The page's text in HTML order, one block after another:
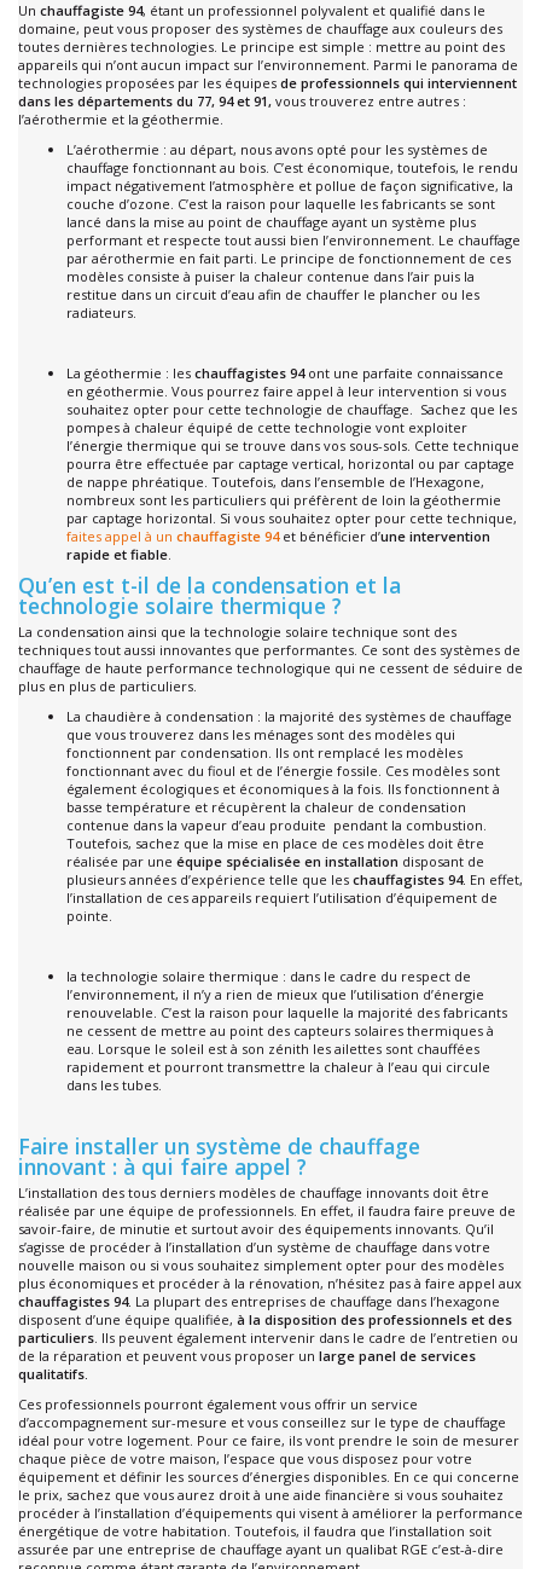
Un chauffagiste 94, étant un professionnel polyvalent et qualifié dans le
domaine, peut vous proposer des systèmes de chauffage aux couleurs des
toutes dernières technologies. Le principe est simple : mettre au point des
appareils qui n’ont aucun impact sur l’environnement. Parmi le panorama de
technologies proposées par les équipes de professionnels qui interviennent
dans les départements du 77, 94 et 91, vous trouverez entre autres :
l’aérothermie et la géothermie.
L’aérothermie : au départ, nous avons opté pour les systèmes de
chauffage fonctionnant au bois. C’est économique, toutefois, le rendu
impact négativement l’atmosphère et pollue de façon significative, la
couche d’ozone. C’est la raison pour laquelle les fabricants se sont
lancé dans la mise au point de chauffage ayant un système plus
performant et respecte tout aussi bien l’environnement. Le chauffage
par aérothermie en fait parti. Le principe de fonctionnement de ces
modèles consiste à puiser la chaleur contenue dans l’air puis la
restitue dans un circuit d’eau afin de chauffer le plancher ou les
radiateurs.
La géothermie : les chauffagistes 94ont une parfaite connaissance
en géothermie. Vous pourrez faire appel à leur intervention si vous
souhaitez opter pour cette technologie de chauffage. Sachez que les
pompes à chaleur équipé de cette technologie vont exploiter
l’énergie thermique qui se trouve dans vos sous-sols. Cette technique
pourra être effectuée par captage vertical, horizontal ou par captage
de nappe phréatique. Toutefois, dans l’ensemble de l’Hexagone,
nombreux sont les particuliers qui préfèrent de loin la géothermie
par captage horizontal. Si vous souhaitez opter pour cette technique,
faites appel à un chauffagiste 94et bénéficier d’une intervention
rapide et fiable.
Qu’en est t-il de la condensation et la
technologie solaire thermique ?
La condensation ainsi que la technologie solaire technique sont des
techniques tout aussi innovantes que performantes. Ce sont des systèmes de
chauffage de haute performance technologique qui ne cessent de séduire de
plus en plus de particuliers.
La chaudière à condensation : la majorité des systèmes de chauffage
que vous trouverez dans les ménages sont des modèles qui
fonctionnent par condensation. Ils ont remplacé les modèles
fonctionnant avec du fioul et de l’énergie fossile. Ces modèles sont
également écologiques et économiques à la fois. Ils fonctionnent à
basse température et récupèrent la chaleur de condensation
contenue dans la vapeur d’eau produite pendant la combustion.
Toutefois, sachez que la mise en place de ces modèles doit être
réalisée par une équipe spécialisée en installation disposant de
plusieurs années d’expérience telle que les chauffagistes 94. En effet,
l’installation de ces appareils requiert l’utilisation d’équipement de
pointe.
la technologie solaire thermique : dans le cadre du respect de
l’environnement, il n’y a rien de mieux que l’utilisation d’énergie
renouvelable. C’est la raison pour laquelle la majorité des fabricants
ne cessent de mettre au point des capteurs solaires thermiques à
eau. Lorsque le soleil est à son zénith les ailettes sont chauffées
rapidement et pourront transmettre la chaleur à l’eau qui circule
dans les tubes.
Faire installer un système de chauffage
innovant : à qui faire appel ?
L’installation des tous derniers modèles de chauffage innovants doit être
réalisée par une équipe de professionnels. En effet, il faudra faire preuve de
savoir-faire, de minutie et surtout avoir des équipements innovants. Qu’il
s’agisse de procéder à l’installation d’un système de chauffage dans votre
nouvelle maison ou si vous souhaitez simplement opter pour des modèles
plus économiques et procéder à la rénovation, n’hésitez pas à faire appel aux
chauffagistes 94. La plupart des entreprises de chauffage dans l’hexagone
disposent d’une équipe qualifiée, à la disposition des professionnels et des
particuliers. Ils peuvent également intervenir dans le cadre de l’entretien ou
de la réparation et peuvent vous proposer un large panel de services
qualitatifs.
Ces professionnels pourront également vous offrir un service
d’accompagnement sur-mesure et vous conseillez sur le type de chauffage
idéal pour votre logement. Pour ce faire, ils vont prendre le soin de mesurer
chaque pièce de votre maison, l’espace que vous disposez pour votre
équipement et définir les sources d’énergies disponibles. En ce qui concerne
le prix, sachez que vous aurez droit à une aide financière si vous souhaitez
procéder à l’installation d’équipements qui visent à améliorer la performance
énergétique de votre habitation. Toutefois, il faudra que l’installation soit
assurée par une entreprise de chauffage ayant un qualibat RGE c’est-à-dire